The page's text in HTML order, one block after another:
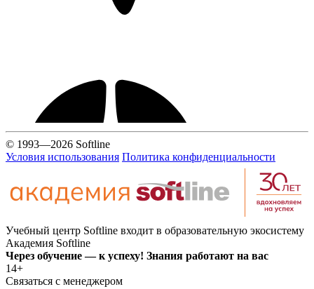
© 1993—2026 Softline
Условия использования Политика конфиденциальности
Учебный центр Softline входит в образовательную экосистему
Академия Softline
Через обучение — к успеху! Знания работают на вас
14+
Связаться с менеджером